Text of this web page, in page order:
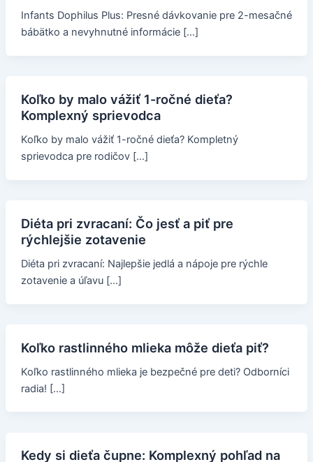
Infants Dophilus Plus: Presné dávkovanie pre 2-mesačné
bábätko a nevyhnutné informácie […]
Koľko by malo vážiť 1-ročné dieťa?
Komplexný sprievodca
Koľko by malo vážiť 1-ročné dieťa? Kompletný
sprievodca pre rodičov […]
Diéta pri zvracaní: Čo jesť a piť pre
rýchlejšie zotavenie
Diéta pri zvracaní: Najlepšie jedlá a nápoje pre rýchle
zotavenie a úľavu […]
Koľko rastlinného mlieka môže dieťa piť?
Koľko rastlinného mlieka je bezpečné pre deti? Odborníci
radia! […]
Kedy si dieťa čupne: Komplexný pohľad na